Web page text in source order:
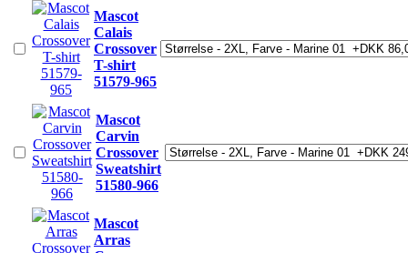
Mascot
Calais
Crossover
T-shirt
51579-965
Mascot
Carvin
Crossover
Sweatshirt
51580-966
Mascot
Arras